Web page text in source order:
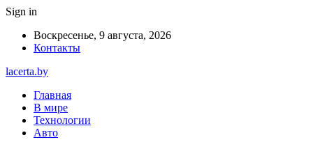
Sign in
Воскресенье, 9 августа, 2026
Контакты
lacerta.by
Главная
В мире
Технологии
Авто